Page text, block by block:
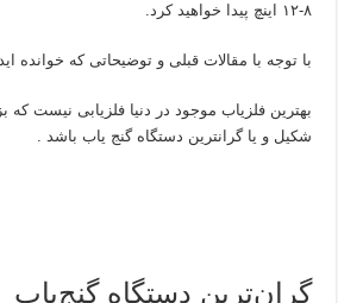
۸-۱۲ اینچ پیدا خواهید کرد.
با توجه با مقالات قبلی و توضیحاتی که خوانده
بهترین فلزیاب موجود در دنیا فلزیابی نیست که
شکیل و یا گرانترین دستگاه گنج یاب باشد .
گران‌ترین دستگاه گنج‌یاب